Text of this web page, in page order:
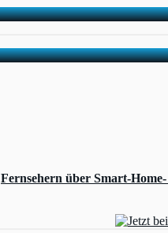
Fernsehern über Smart-